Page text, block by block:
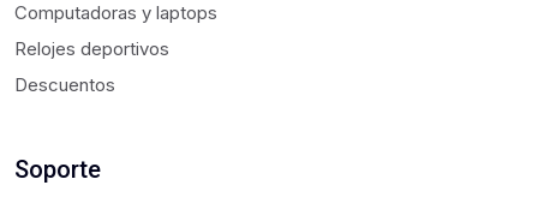
Computadoras y laptops
Relojes deportivos
Descuentos
Soporte